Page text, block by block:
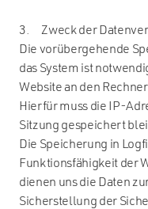
3. Zweck der
Die vorübergehende
das System ist
Website an den
Hierfür muss die IP-
Sitzung gespeichert
Die Speicherung in
Funktionsfähigkeit der
dienen uns die Daten
Sicherstellung der